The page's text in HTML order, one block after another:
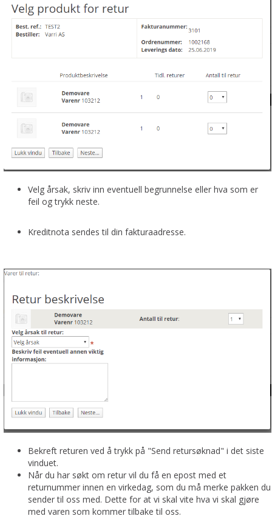
Velg årsak, skriv inn eventuell begrunnelse eller hva som er
feil og trykk neste.
Kreditnota sendes til din fakturaadresse.
Bekreft returen ved å trykk på "Send retursøknad" i det siste
vinduet.
Når du har søkt om retur vil du få en epost med et
returnummer innen en virkedag, som du må merke pakken du
sender til oss med. Dette for at vi skal vite hva vi skal gjøre
med varen som kommer tilbake til oss.